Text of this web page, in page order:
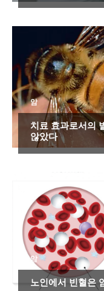
암
치료 효과로서의
않았다
암
노인에서 빈혈은